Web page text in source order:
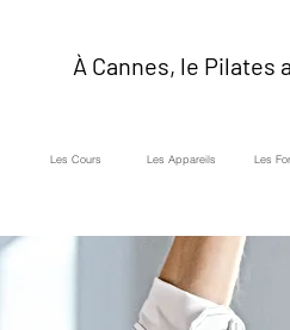
À Cannes, le Pilates
Les Cours Les Appareils Les